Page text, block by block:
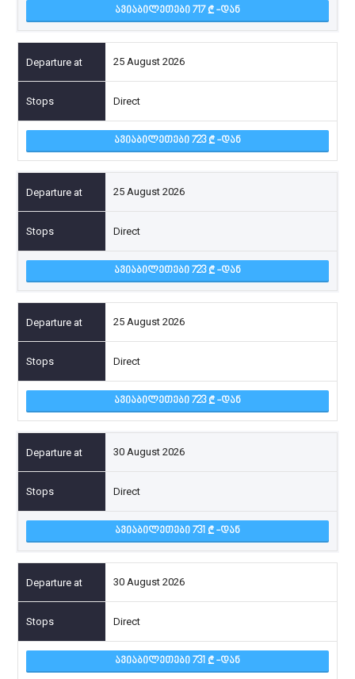
ᲐᲕᲘᲐᲑᲘᲚᲔᲗᲔᲑᲘ 717 -ᲓᲐᲜ
25 August 2026
Direct
ᲐᲕᲘᲐᲑᲘᲚᲔᲗᲔᲑᲘ 723 -ᲓᲐᲜ
25 August 2026
Direct
ᲐᲕᲘᲐᲑᲘᲚᲔᲗᲔᲑᲘ 723 -ᲓᲐᲜ
25 August 2026
Direct
ᲐᲕᲘᲐᲑᲘᲚᲔᲗᲔᲑᲘ 723 -ᲓᲐᲜ
30 August 2026
Direct
ᲐᲕᲘᲐᲑᲘᲚᲔᲗᲔᲑᲘ 731 -ᲓᲐᲜ
30 August 2026
Direct
ᲐᲕᲘᲐᲑᲘᲚᲔᲗᲔᲑᲘ 731 -ᲓᲐᲜ